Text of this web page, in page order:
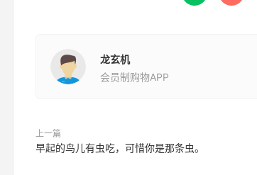
龙玄机
会员制购物APP
上一篇
早起的鸟儿有虫吃，可惜你是那条虫。